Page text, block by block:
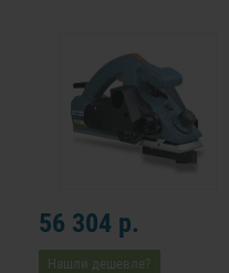
56 304 р.
Нашли дешевле?